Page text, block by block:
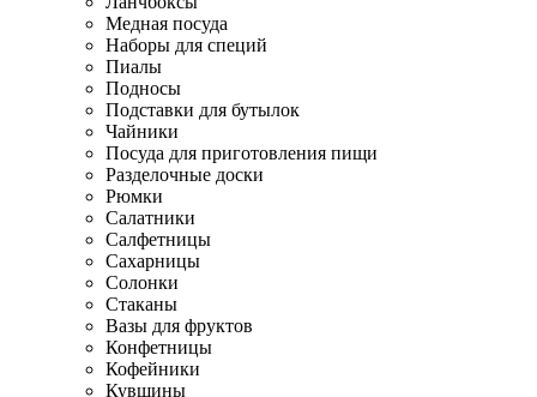
Медная посуда
Наборы для специй
Пиалы
Подносы
Подставки для бутылок
Чайники
Посуда для приготовления пищи
Разделочные доски
Рюмки
Салатники
Салфетницы
Сахарницы
Солонки
Стаканы
Вазы для фруктов
Конфетницы
Кофейники
Кувшины